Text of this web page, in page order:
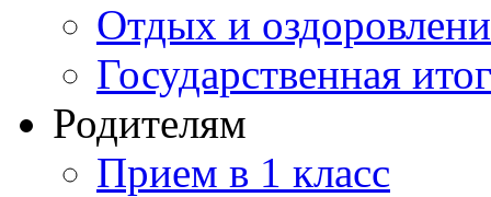
Отдых и
Государственная
Родителям
Прием в 1 класс